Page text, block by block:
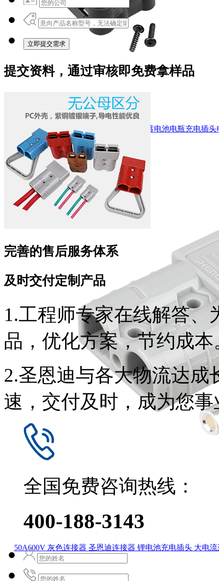
圣恩迪品牌 REMA160A 150V电动叉车蓄电池电瓶充电插
50A600V 灰色连接器 圣恩迪连接器 锂电池充电插头 大电
立即提交需求
提交资料，通过审核即免费拿样品
完善的售后服务体系
及时交付定制产品
1.工程师专家在线解答
品，优化方案，节约成本
2.圣恩迪与各大物流达成
速，交付及时，成为您
全国免费咨询热线：
400-188-3143